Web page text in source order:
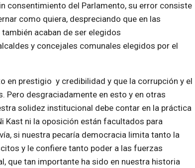
consentimiento del Parlamento, su error consiste
como quiera, despreciando que en las
acaban de ser elegidos
y concejales comunales elegidos por el
en prestigio y credibilidad y que la corrupción y el
Pero desgraciadamente en esto y en otras
solidez institucional debe contar en la práctica
Kast ni la oposición están facultados para
si nuestra pecaría democracia limita tanto la
y le confiere tanto poder a las fuerzas
que tan importante ha sido en nuestra historia